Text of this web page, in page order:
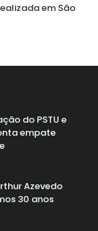
em São
do PSTU e
empate
Azevedo
30 anos